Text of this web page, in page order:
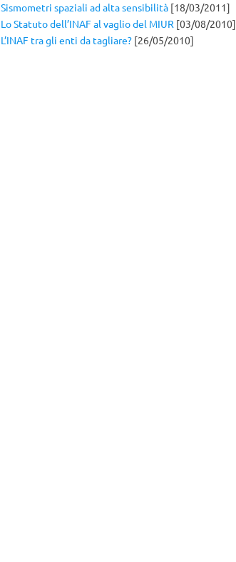
Sismometri spaziali ad alta sensibilità[18/03/2011]
Lo Statuto dell’INAF al vaglio del MIUR [03/08/2010]
L’INAF tra gli enti da tagliare?[26/05/2010]